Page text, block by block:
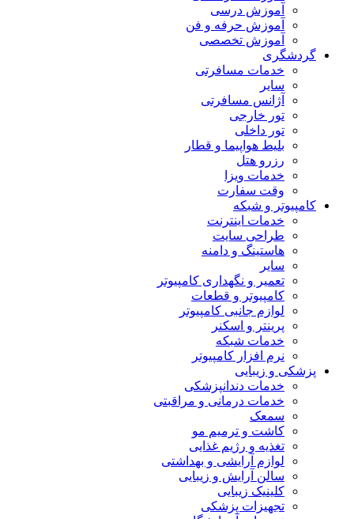
آموزش درسی
آموزش حرفه و فن
آموزش تخصصی
گردشگری
خدمات مسافرتی
سایر
آژانس مسافرتی
تور خارجی
تور داخلی
بلیط هواپیما و قطار
رزرو هتل
خدمات ویزا
وقت سفارت
کامپیوتر و شبکه
خدمات اینترنت
طراحی سایت
هاستینگ و دامنه
سایر
تعمیر و نگهداری کامپیوتر
کامپیوتر و قطعات
لوازم جانبی کامپیوتر
پرینتر و اسکنر
خدمات شبکه
نرم افزار کامپیوتر
پزشکی و زیبایی
خدمات دندانپزشکی
خدمات درمانی و مراقبتی
سمعک
کاشت و ترمیم مو
تغذیه و رژیم غذایی
لوازم آرایشی و بهداشتی
سالن آرایش و زیبایی
کلینیک زیبایی
تجهیزات پزشکی